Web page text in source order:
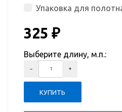
Упаковка для
325 ₽
Выберите длину, м.п.: